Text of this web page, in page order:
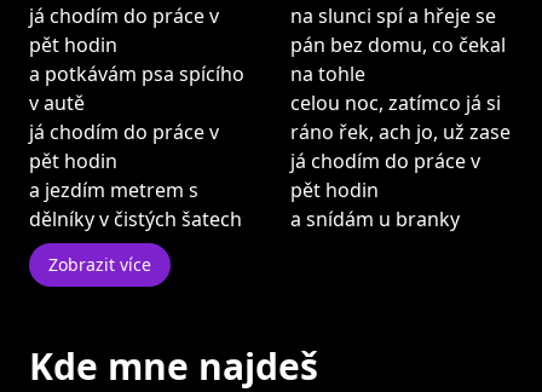
já chodím do práce v
pět hodin
a potkávám psa spícího
v autě
já chodím do práce v
pět hodin
a jezdím metrem s
dělníky v čistých šatech
na slunci spí a hřeje se
pán bez domu, co čekal
na tohle
celou noc, zatímco já si
ráno řek, ach jo, už zase
já chodím do práce v
pět hodin
a snídám u branky
Zobrazit více
Kde mne najdeš